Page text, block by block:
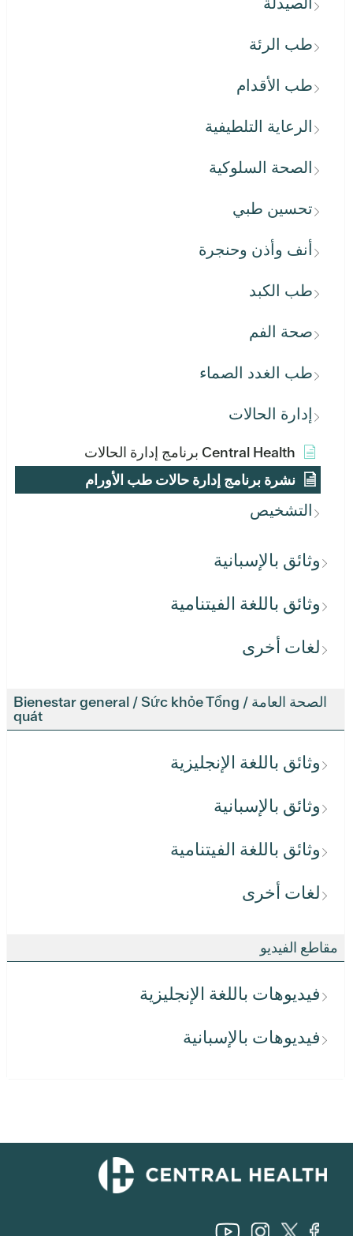
طب الرئة
طب الأقدام
الرعاية التلطيفية
الصحة السلوكية
تحسين طبي
أنف وأذن وحنجرة
طب الكبد
صحة الفم
طب الغدد الصماء
إدارة الحالات
Central Health برنامج إدارة الحالات
نشرة برنامج إدارة حالات طب الأورام
التشخيص
وثائق بالإسبانية
وثائق باللغة الفيتنامية
لغات أخرى
الصحة العامة / Bienestar general / Sức khỏe Tổng
quát
وثائق باللغة الإنجليزية
وثائق بالإسبانية
وثائق باللغة الفيتنامية
لغات أخرى
مقاطع الفيديو
فيديوهات باللغة الإنجليزية
فيديوهات بالإسبانية